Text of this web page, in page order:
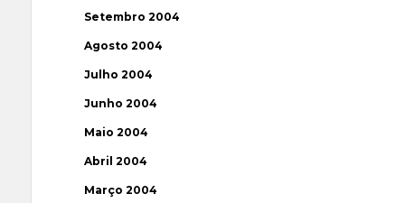
Setembro 2004
Agosto 2004
Julho 2004
Junho 2004
Maio 2004
Abril 2004
Março 2004